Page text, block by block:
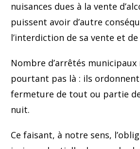
nuisances dues à la vente
puissent avoir d’autre
l’interdiction de sa vente et
Nombre d’arrêtés municipaux
pourtant pas là : ils
fermeture de tout ou partie
nuit.
Ce faisant, à notre sens,